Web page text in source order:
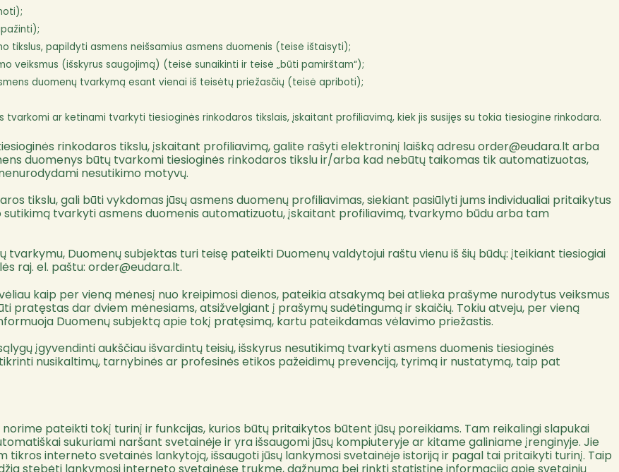
tikslus, papildyti asmens neišsamius asmens duomenis (teisė ištaisyti);
veiksmus (išskyrus saugojimą) (teisė sunaikinti ir teisė „būti pamirštam“);
duomenų tvarkymą esant vienai iš teisėtų priežasčių (teisė apriboti);
ar ketinami tvarkyti tiesioginės rinkodaros tikslais, įskaitant profiliavimą, kiek jis susijęs su tokia tiesiogine rinkodara.
rinkodaros tikslu, įskaitant profiliavimą, galite rašyti elektroninį laišką adresuorder@eudara.lt arba
duomenys būtų tvarkomi tiesioginės rinkodaros tikslu ir/arba kad nebūtų taikomas tik automatizuotas,
nesutikimo motyvų.
tikslu, gali būti vykdomas jūsų asmens duomenų profiliavimas, siekiant pasiūlyti jums individualiai pritaikytus
tvarkyti asmens duomenis automatizuotu, įskaitant profiliavimą, tvarkymo būdu arba tam
tvarkymu, Duomenų subjektas turi teisę pateikti Duomenų valdytojui raštu vienu iš šių būdų: įteikiant tiesiogiai
raj. el. paštu: order@eudara.lt.
kaip per vieną mėnesį nuo kreipimosi dienos, pateikia atsakymą bei atlieka prašyme nurodytus veiksmus
pratęstas dar dviem mėnesiams, atsižvelgiant į prašymų sudėtingumą ir skaičių. Tokiu atveju, per vieną
Duomenų subjektą apie tokį pratęsimą, kartu pateikdamas vėlavimo priežastis.
įgyvendinti aukščiau išvardintų teisių, išskyrus nesutikimą tvarkyti asmens duomenis tiesioginės
nusikaltimų, tarnybinės ar profesinės etikos pažeidimų prevenciją, tyrimą ir nustatymą, taip pat
pateikti tokį turinį ir funkcijas, kurios būtų pritaikytos būtent jūsų poreikiams. Tam reikalingi slapukai
sukuriami naršant svetainėje ir yra išsaugomi jūsų kompiuteryje ar kitame galiniame įrenginyje. Jie
interneto svetainės lankytoją, išsaugoti jūsų lankymosi svetainėje istoriją ir pagal tai pritaikyti turinį. Taip